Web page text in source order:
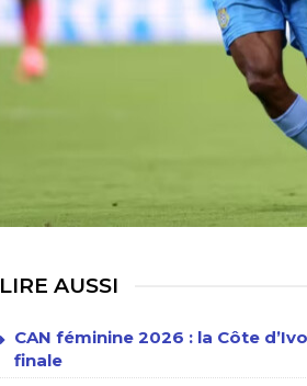
LIRE AUSSI
CAN féminine 2026 : la Côte
finale